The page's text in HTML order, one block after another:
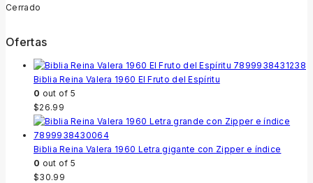
Cerrado
Ofertas
Biblia Reina Valera 1960 El Fruto del Espíritu
0 out of 5
$26.99
Biblia Reina Valera 1960 Letra gigante con Zipper e índice
0 out of 5
$30.99